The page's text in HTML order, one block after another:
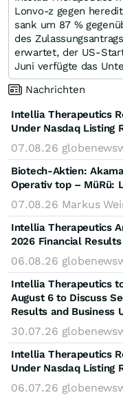
Lonvo-z gegen
sank um 87 %
des
erwartet, der US-
Juni verfügte das
Nachrichten
Intellia Therapeutics
Under Nasdaq Listing
07.08.26
Biotech-Aktien:
Operativ top – MüRü:
07.08.26 Markus
Intellia Therapeutics
2026 Financial
06.08.26
Intellia Therapeutics
August 6 to Discuss
Results and Business
30.07.26
Intellia Therapeutics
Under Nasdaq Listing
06.07.26